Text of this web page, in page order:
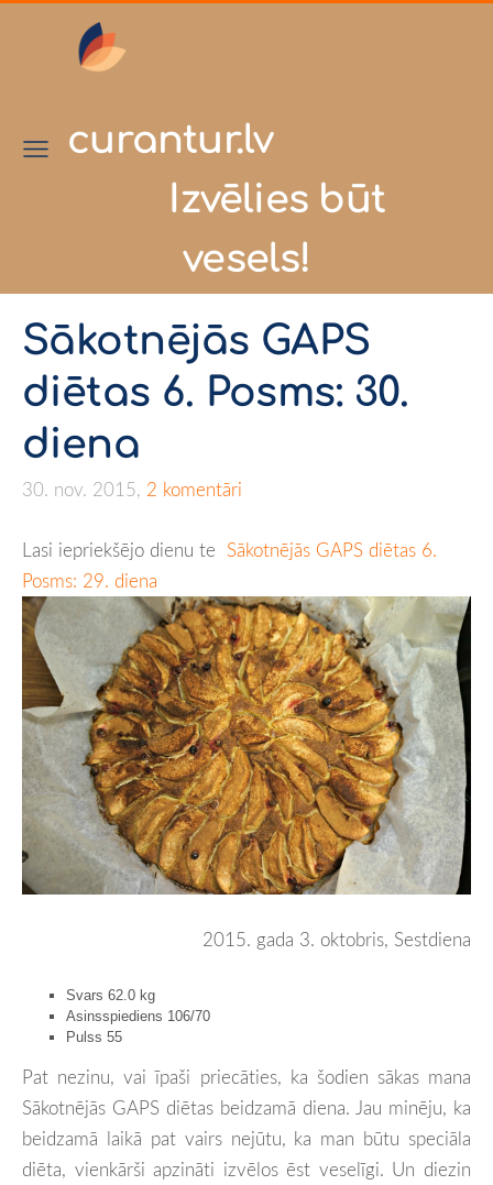
curantur.lv
Izvēlies būt
vesels!
Sākotnējās GAPS
diētas 6. Posms: 30.
diena
30. nov. 2015, 2 komentāri
Lasi iepriekšējo dienu te Sākotnējās GAPS diētas 6.
Posms: 29. diena
2015. gada 3. oktobris, Sestdiena
Svars 62.0 kg
Asinsspiediens 106/70
Pulss 55
Pat nezinu, vai īpaši priecāties, ka šodien sākas mana
Sākotnējās GAPS diētas beidzamā diena. Jau minēju, ka
beidzamā laikā pat vairs nejūtu, ka man būtu speciāla
diēta, vienkārši apzināti izvēlos ēst veselīgi. Un diezin